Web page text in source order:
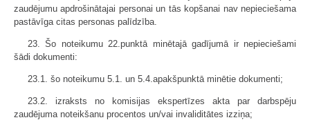
zaudējumu apdrošinātajai personai un tās kopšanai nav nepieciešama
pastāvīga citas personas palīdzība.
23. Šo noteikumu 22.punktā minētajā gadījumā ir nepieciešami
šādi dokumenti:
23.1. šo noteikumu 5.1. un 5.4.apakšpunktā minētie dokumenti;
23.2. izraksts no komisijas ekspertīzes akta par darbspēju
zaudējuma noteikšanu procentos un/vai invaliditātes izziņa;